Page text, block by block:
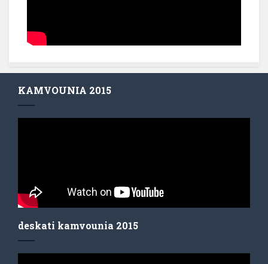
KAMVOUNIA 2015
deskati kamvounia 2015